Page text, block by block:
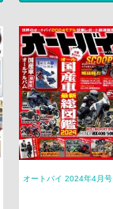
オートバイ 2024年4月号